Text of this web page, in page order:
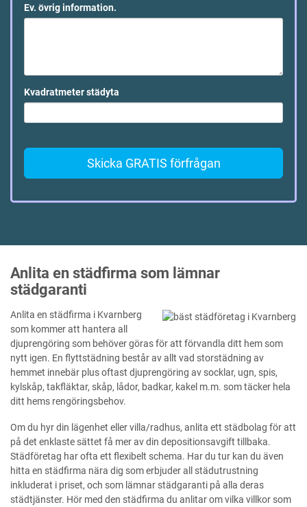
Ev. övrig information.
Kvadratmeter städyta
Skicka GRATIS förfrågan
Anlita en städfirma som lämnar
städgaranti
Anlita en städfirma i Kvarnberg
som kommer att hantera all
djuprengöring som behöver göras för att förvandla ditt hem som
nytt igen. En flyttstädning består av allt vad storstädning av
hemmet innebär plus oftast djuprengöring av socklar, ugn, spis,
kylskåp, takfläktar, skåp, lådor, badkar, kakel m.m. som täcker hela
ditt hems rengöringsbehov.
Om du hyr din lägenhet eller villa/radhus, anlita ett städbolag för att
på det enklaste sättet få mer av din depositionsavgift tillbaka.
Städföretag har ofta ett flexibelt schema. Har du tur kan du även
hitta en städfirma nära dig som erbjuder all städutrustning
inkluderat i priset, och som lämnar städgaranti på alla deras
städtjänster. Hör med den städfirma du anlitar om vilka villkor som